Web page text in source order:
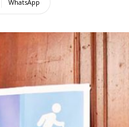
WhatsApp